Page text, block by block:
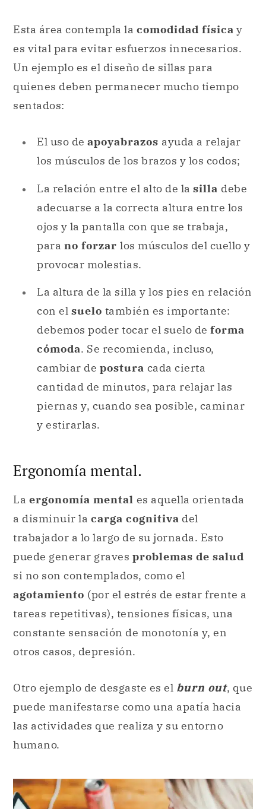
Esta área contempla la comodidad física y
es vital para evitar esfuerzos innecesarios.
Un ejemplo es el diseño de sillas para
quienes deben permanecer mucho tiempo
sentados:
El uso de apoyabrazos ayuda a relajar
los músculos de los brazos y los codos;
La relación entre el alto de la silla debe
adecuarse a la correcta altura entre los
ojos y la pantalla con que se trabaja,
para no forzar los músculos del cuello y
provocar molestias.
La altura de la silla y los pies en relación
con el suelo también es importante:
debemos poder tocar el suelo de forma
cómoda. Se recomienda, incluso,
cambiar de postura cada cierta
cantidad de minutos, para relajar las
piernas y, cuando sea posible, caminar
y estirarlas.
Ergonomía mental.
La ergonomía mental es aquella orientada
a disminuir la carga cognitiva del
trabajador a lo largo de su jornada. Esto
puede generar graves problemas de salud
si no son contemplados, como el
agotamiento (por el estrés de estar frente a
tareas repetitivas), tensiones físicas, una
constante sensación de monotonía y, en
otros casos, depresión.
Otro ejemplo de desgaste es el burn out, que
puede manifestarse como una apatía hacia
las actividades que realiza y su entorno
humano.